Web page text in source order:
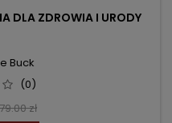
DLA ZDROWIA I URODY
Buck
(0)
Regular
79.00 zł